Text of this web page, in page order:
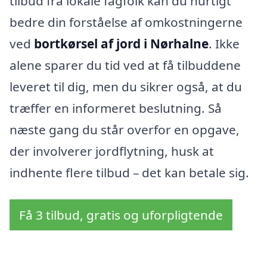
bedre din forståelse af omkostningerne
ved bortkørsel af jord i Nørhalne. Ikke
alene sparer du tid ved at få tilbuddene
leveret til dig, men du sikrer også, at du
træffer en informeret beslutning. Så
næste gang du står overfor en opgave,
der involverer jordflytning, husk at
indhente flere tilbud – det kan betale sig.
Få 3 tilbud, gratis og uforpligtende